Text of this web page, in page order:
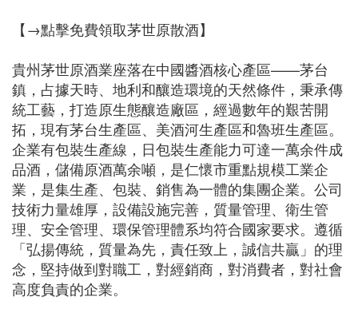
【→點擊免費領取茅世原散酒】
貴州茅世原酒業座落在中國醬酒核心產區——茅台
鎮，占據天時、地利和釀造環境的天然條件，秉承傳
統工藝，打造原生態釀造廠區，經過數年的艱苦開
拓，現有茅台生產區、美酒河生產區和魯班生產區。
企業有包裝生產線，日包裝生產能力可達一萬余件成
品酒，儲備原酒萬余噸，是仁懷市重點規模工業企
業，是集生產、包裝、銷售為一體的集團企業。公司
技術力量雄厚，設備設施完善，質量管理、衛生管
理、安全管理、環保管理體系均符合國家要求。遵循
「弘揚傳統，質量為先，責任致上，誠信共贏」的理
念，堅持做到對職工，對經銷商，對消費者，對社會
高度負責的企業。